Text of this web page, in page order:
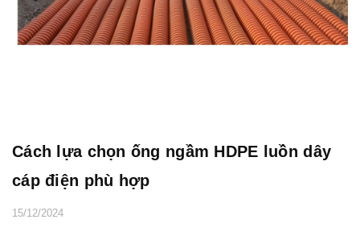
Cách lựa chọn ống ngầm HDPE luồn dây
cáp điện phù hợp
15/12/2024